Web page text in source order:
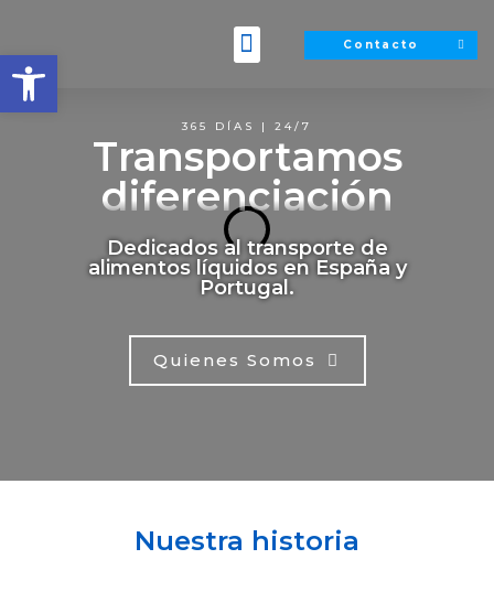
Abrir barra de herramientas
Contacto
365 DÍAS | 24/7
Transportamos
diferenciación
Dedicados al transporte de
alimentos líquidos en España y
Portugal.
Quienes Somos
Nuestra historia